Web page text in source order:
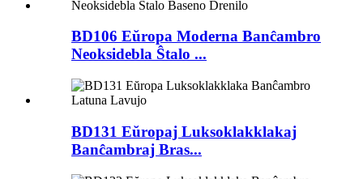
BD106 Eŭropa Moderna Banĉambro
Neoksidebla Ŝtalo ...
BD131 Eŭropaj Luksoklakklakaj
Banĉambraj Bras...